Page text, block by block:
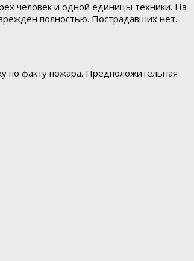
человек и одной единицы техники. На
полностью. Пострадавших нет.
по факту пожара. Предположительная